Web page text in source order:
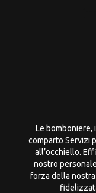
Le bomboniere,
comparto Servizi
all’occhiello.
nostro
forza della